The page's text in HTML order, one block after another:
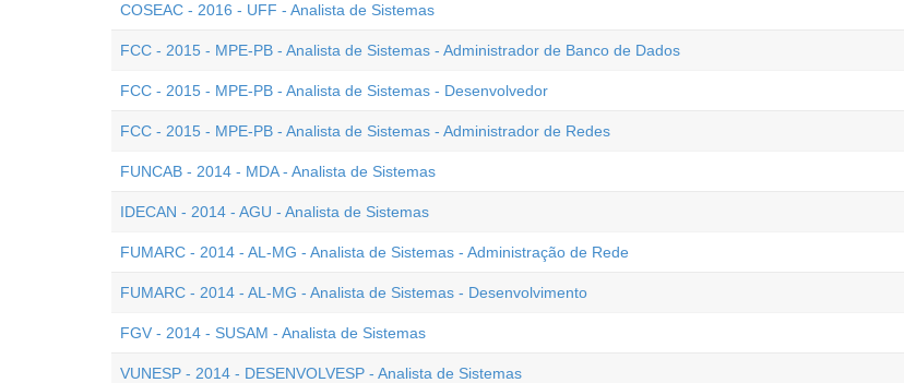
COSEAC - 2016 - UFF - Analista de Sistemas
FCC - 2015 - MPE-PB - Analista de Sistemas - Administrador de Banco de Dados
FCC - 2015 - MPE-PB - Analista de Sistemas - Desenvolvedor
FCC - 2015 - MPE-PB - Analista de Sistemas - Administrador de Redes
FUNCAB - 2014 - MDA - Analista de Sistemas
IDECAN - 2014 - AGU - Analista de Sistemas
FUMARC - 2014 - AL-MG - Analista de Sistemas - Administração de Rede
FUMARC - 2014 - AL-MG - Analista de Sistemas - Desenvolvimento
FGV - 2014 - SUSAM - Analista de Sistemas
VUNESP - 2014 - DESENVOLVESP - Analista de Sistemas